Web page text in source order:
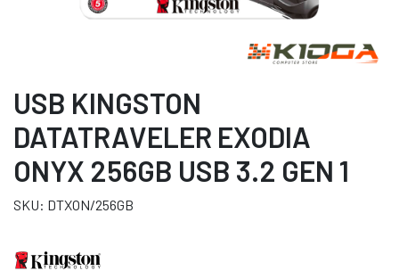
USB KINGSTON
DATATRAVELER EXODIA
ONYX 256GB USB 3.2 GEN 1
SKU: DTXON/256GB